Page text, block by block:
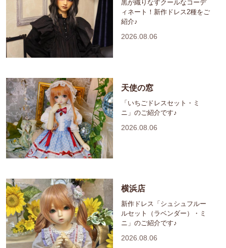
黒が織りなすクールなコーデ
ィネート！新作ドレス2種をご
紹介♪
2026.08.06
天使の窓
「いちごドレスセット・ミ
ニ」のご紹介です♪
2026.08.06
横浜店
新作ドレス「シュシュフルー
ルセット（ラベンダー）・ミ
ニ」のご紹介です♪
2026.08.06